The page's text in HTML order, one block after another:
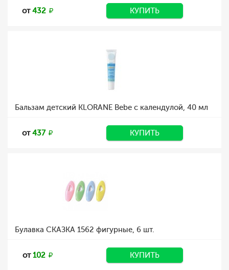
от432 КУПИТЬ
Бальзам детский KLORANE Bebe с календулой, 40 мл
от437 КУПИТЬ
Булавка СКАЗКА 1562 фигурные, 6 шт.
от102 КУПИТЬ